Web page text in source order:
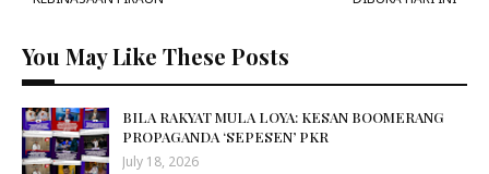
You May Like These Posts
BILA RAKYAT MULA LOYA: KESAN BOOMERANG
PROPAGANDA ‘SEPESEN’ PKR
July 18, 2026